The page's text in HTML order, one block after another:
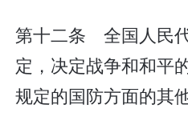
第十二条 全国人民
定，决定战争和和平
规定的国防方面的其